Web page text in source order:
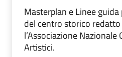
Masterplan e Linee
del centro storico redatto
l’Associazione
Artistici.